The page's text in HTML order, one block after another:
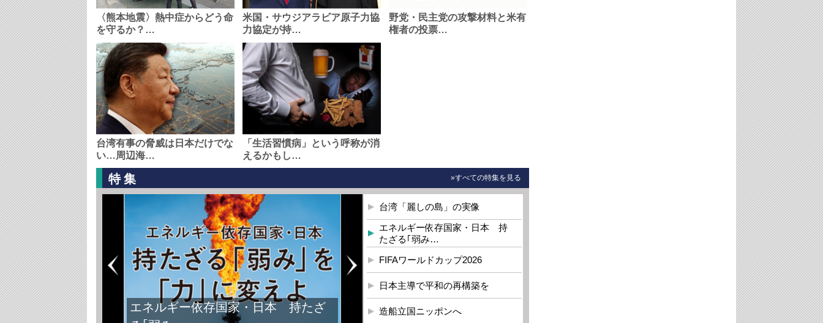
〈熊本地震〉熱中症からどう命
を守るか？…
米国・サウジアラビア原子力協
力協定が持…
野党・民主党の攻撃材料と米有
権者の投票…
台湾有事の脅威は日本だけでな
い…周辺海…
「生活習慣病」という呼称が消
えるかもし…
特集 »すべての特集を見る
エネルギー依存国家・日本 持たざ
台湾「麗しの島」の実像
エネルギー依存国家・日本 持
たざる｢弱み…
FIFAワールドカップ2026
日本主導で平和の再構築を
造船立国ニッポンへ